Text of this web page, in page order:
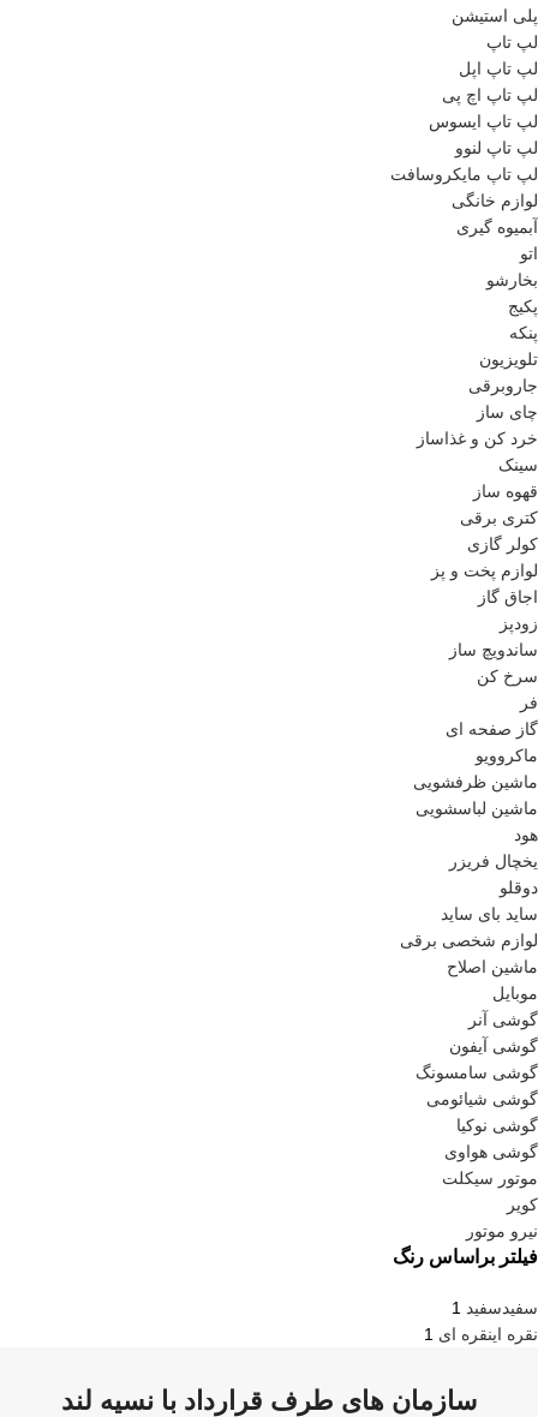
پلی استیشن
لپ تاپ
لپ تاپ اپل
لپ تاپ اچ پی
لپ تاپ ایسوس
لپ تاپ لنوو
لپ تاپ مایکروسافت
لوازم خانگی
آبمیوه گیری
اتو
بخارشو
پکیج
پنکه
تلویزیون
جاروبرقی
چای ساز
خرد کن و غذاساز
سینک
قهوه ساز
کتری برقی
کولر گازی
لوازم پخت و پز
اجاق گاز
زودپز
ساندویچ ساز
سرخ کن
فر
گاز صفحه ای
ماکروویو
ماشین ظرفشویی
ماشین لباسشویی
هود
یخچال فریزر
دوقلو
ساید بای ساید
لوازم شخصی برقی
ماشین اصلاح
موبایل
گوشی آنر
گوشی آیفون
گوشی سامسونگ
گوشی شیائومی
گوشی نوکیا
گوشی هواوی
موتور سیکلت
کویر
نیرو موتور
فیلتر براساس رنگ
سفیدسفید 1
نقره اینقره ای 1
سازمان های طرف قرارداد با نسیه لند